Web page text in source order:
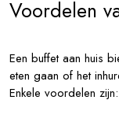
Voordelen
Een buffet aan huis
eten gaan of het
Enkele voordelen zijn: